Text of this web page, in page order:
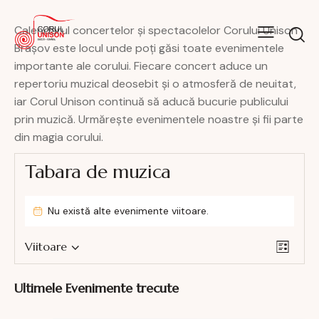
Calendarul concertelor și spectacolelor Corului Unison
Brașov este locul unde poți găsi toate evenimentele
importante ale corului. Fiecare concert aduce un
repertoriu muzical deosebit și o atmosferă de neuitat,
iar Corul Unison continuă să aducă bucurie publicului
prin muzică. Urmărește evenimentele noastre și fii parte
din magia corului.
Tabara de muzica
Nu există alte evenimente viitoare.
N
a
N
a
L
i
Viitoare
S
l
Ultimele Evenimente trecute